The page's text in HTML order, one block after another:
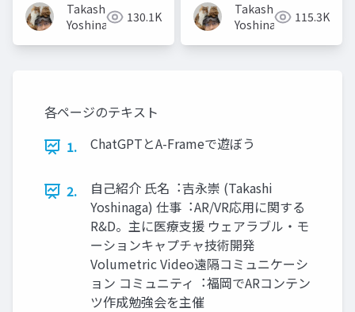
Takashi
Yoshinaga 130.1K
Takashi
Yoshinaga 115.3K
各ページのテキスト
1.
ChatGPTとA-Frameで遊ぼう
2.
⾃⼰紹介 ⽒名︓吉永崇 (Takashi
Yoshinaga) 仕事︓AR/VR応⽤に関する
R&D。主に医療⽀援 ウェアラブル・モ
ーションキャプチャ技術開発
Volumetric Video遠隔コミュニケーシ
ョン コミュニティ︓福岡でARコンテン
ツ作成勉強会を主催